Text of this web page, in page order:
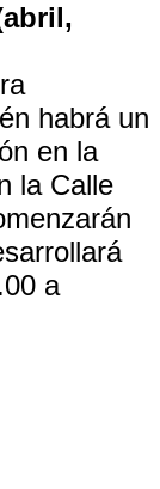
habrá un
en la
la Calle
a